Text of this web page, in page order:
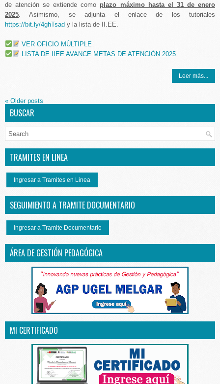
de atención se extiende como plazo máximo hasta el 31 de enero
2025 . Asimismo, se adjunta el enlace de los tutoriales
https://bit.ly/4ghTsad y la lista de II.EE.
VER OFICIO MÚLTIPLE
LISTA DE IIEE AVANCE METAS DE ATENCIÓN 2025
Leer más...
« Older posts
BUSCAR
TRAMITES EN LINEA
Ingresar a Tramites en Linea
SEGUIMIENTO A TRAMITE DOCUMENTARIO
Ingresar a Tramite Documentario
ÁREA DE GESTIÓN PEDAGÓGICA
MI CERTIFICADO